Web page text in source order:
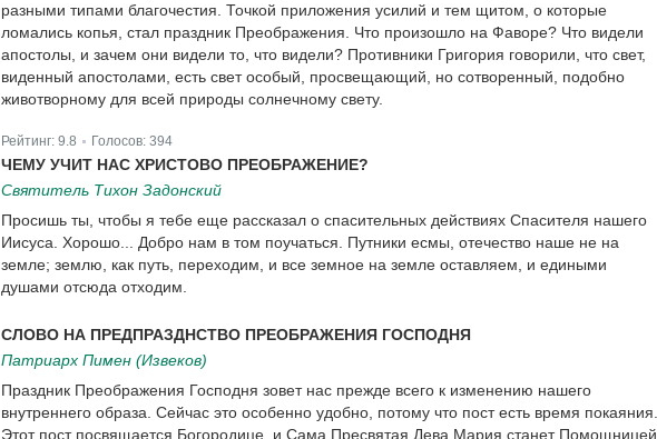
разными типами благочестия. Точкой приложения усилий и тем щитом, о которые
ломались копья, стал праздник Преображения. Что произошло на Фаворе? Что видели
апостолы, и зачем они видели то, что видели? Противники Григория говорили, что свет,
виденный апостолами, есть свет особый, просвещающий, но сотворенный, подобно
животворному для всей природы солнечному свету.
Рейтинг: 9.8 Голосов: 394
ЧЕМУ УЧИТ НАС ХРИСТОВО ПРЕОБРАЖЕНИЕ?
Святитель Тихон Задонский
Просишь ты, чтобы я тебе еще рассказал о спасительных действиях Спасителя нашего
Иисуса. Хорошо... Добро нам в том поучаться. Путники есмы, отечество наше не на
земле; землю, как путь, переходим, и все земное на земле оставляем, и едиными
душами отсюда отходим.
СЛОВО НА ПРЕДПРАЗДНСТВО ПРЕОБРАЖЕНИЯ ГОСПОДНЯ
Патриарх Пимен (Извеков)
Праздник Преображения Господня зовет нас прежде всего к изменению нашего
внутреннего образа. Сейчас это особенно удобно, потому что пост есть время покаяния.
Этот пост посвящается Богородице, и Сама Пресвятая Дева Мария станет Помощницей